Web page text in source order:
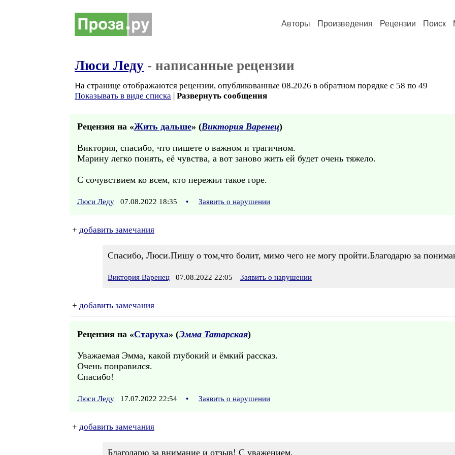
Авторы Произведения Рецензии Поиск
Люси Леду - написанные рецензии
На странице отображаются рецензии, опубликованные 08.2026 в обратном порядке с 58 по 49
Показывать в виде списка | Развернуть сообщения
Рецензия на «Жить дальше» (Виктория Варенец)
Виктория, спасибо, что пишете о важном и трагичном.
Марину легко понять, её чувства, а вот заново жить ей будет очень тяжело.
С сочувствием ко всем, кто пережил такое горе.
Люси Леду 07.08.2022 18:35 • Заявить о нарушении
+ добавить замечания
Спасибо, Люси.Пишу о том,что болит, мимо чего не могу пройти.Благодарю за
Виктория Варенец 07.08.2022 22:05 Заявить о нарушении
+ добавить замечания
Рецензия на «Старуха» (Эмма Татарская)
Уважаемая Эмма, какой глубокий и ёмкий рассказ.
Очень понравился.
Спасибо!
Люси Леду 17.07.2022 22:54 • Заявить о нарушении
+ добавить замечания
Благодарю за внимание и отзыв! С уважением,